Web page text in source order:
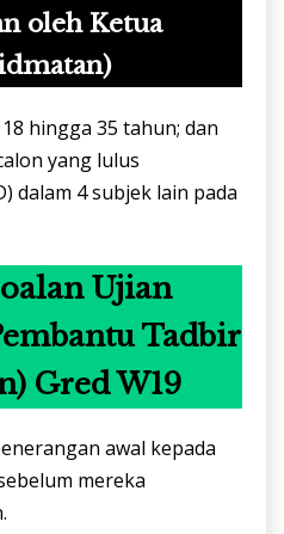
oleh Ketua
hingga 35 tahun; dan
yang lulus
dalam 4 subjek lain pada
Ujian
Tadbir
Gred W19
awal kepada
mereka